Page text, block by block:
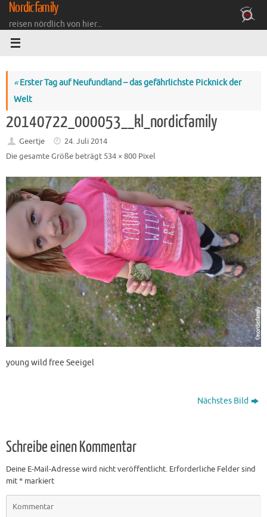
Zum
Inhalt
springen
Nordicfamily
reisen nördlich von hier...
«Erster Tag auf Neufundland – das gefährlichste Picknick der
Welt
20140722_000053__kl_nordicfamily
Geertje
24. Juli 2014
Die gesamte Größe beträgt 534 × 800 Pixel
young wild free Seeigel
Nächstes Bild
Schreibe einen Kommentar
Deine E-Mail-Adresse wird nicht veröffentlicht. Erforderliche Felder sind
mit* markiert